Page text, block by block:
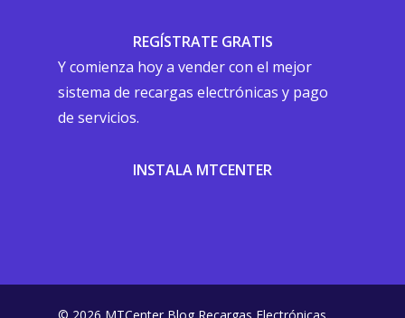
REGÍSTRATE GRATIS
Y comienza hoy a vender con el mejor
sistema de recargas electrónicas y pago
de servicios.
INSTALA MTCENTER